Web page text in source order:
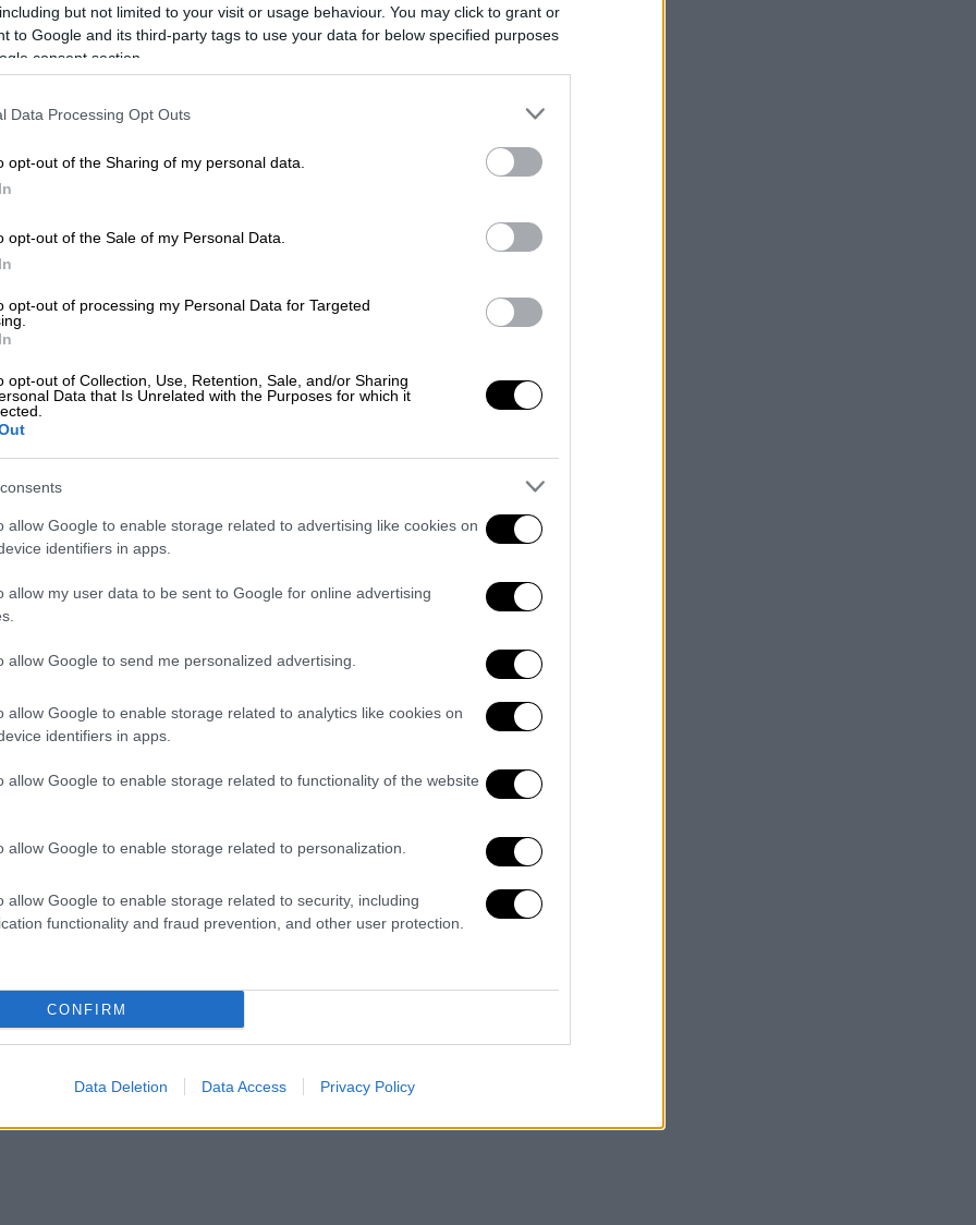
but not limited to your visit or usage behaviour. You may click to grant or
to Google and its third-party tags to use your data for below specified purposes
consent section.
Data Processing Opt Outs
opt-out of the Sharing of my personal data.
opt-out of the Sale of my Personal Data.
opt-out of processing my Personal Data for Targeted
opt-out of Collection, Use, Retention, Sale, and/or Sharing
Data that Is Unrelated with the Purposes for which it
allow Google to enable storage related to advertising like cookies on
identifiers in apps.
allow my user data to be sent to Google for online advertising
allow Google to send me personalized advertising.
allow Google to enable storage related to analytics like cookies on
identifiers in apps.
allow Google to enable storage related to functionality of the website
allow Google to enable storage related to personalization.
allow Google to enable storage related to security, including
functionality and fraud prevention, and other user protection.
CONFIRM
Data Deletion Data Access Privacy Policy
περιέγραφε το αδιέξοδο που
«δεν αντέχει άλλο την κατάσταση στο
χέρια τωνΑρχών
ΛοκρίδοςστουΓκύζηόπου σημειώθηκε
Οι περίοικοι υποστηρίζουν ότι δεν
το κτίριο, ενώ περιγράφουν την
στη γειτονιά.